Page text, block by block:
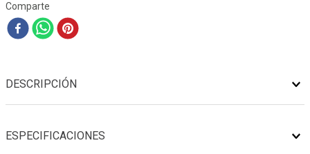
Comparte
DESCRIPCIÓN
ESPECIFICACIONES